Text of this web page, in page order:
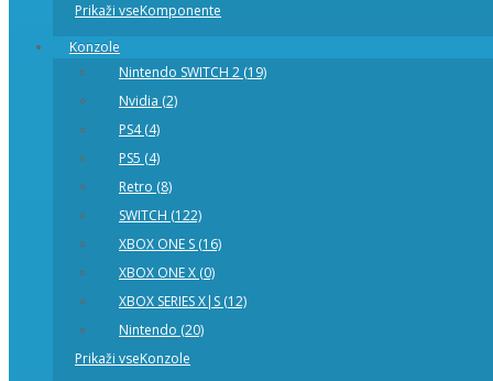
Prikaži vseKomponente
Konzole
Nintendo SWITCH 2 (19)
Nvidia (2)
PS4 (4)
PS5 (4)
Retro (8)
SWITCH (122)
XBOX ONE S (16)
XBOX ONE X (0)
XBOX SERIES X|S (12)
Nintendo (20)
Prikaži vseKonzole